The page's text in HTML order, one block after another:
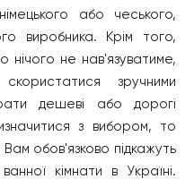
або чеського,
виробника. Крім того,
нічого не нав'язуватиме,
зручними
дешеві або дорогі
з вибором, то
обов'язково підкажуть
кімнати в Україні.